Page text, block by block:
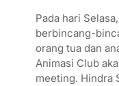
Pada hari
berbincang-
orang tua dan
Animasi Club
meeting. Hindra